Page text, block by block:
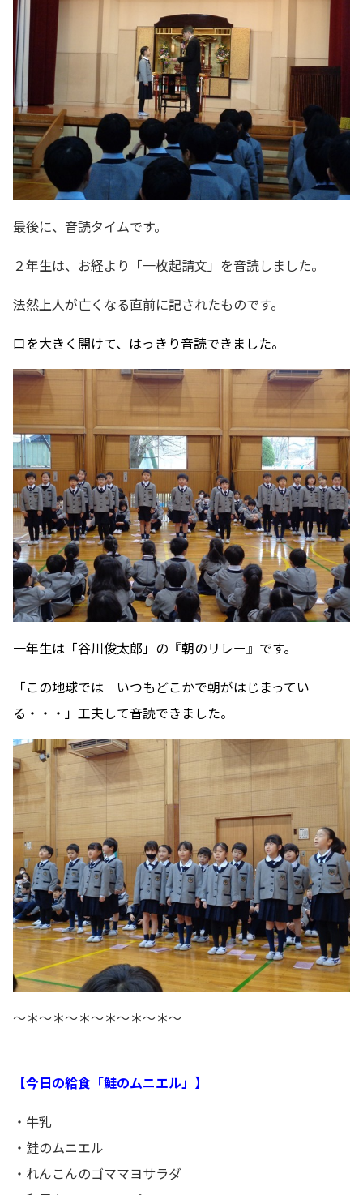
最後に、音読タイムです。
２年生は、お経より「一枚起請文」を音読しました。
法然上人が亡くなる直前に記されたものです。
口を大きく開けて、はっきり音読できました。
一年生は「谷川俊太郎」の『朝のリレー』です。
「この地球では いつもどこかで朝がはじまってい
る・・・」工夫して音読できました。
～＊～＊～＊～＊～＊～＊～
【今日の給食「鮭のムニエル」】
・牛乳
・鮭のムニエル
・れんこんのゴママヨサラダ